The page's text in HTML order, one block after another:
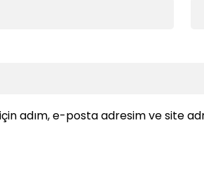
adım, e-posta adresim ve site